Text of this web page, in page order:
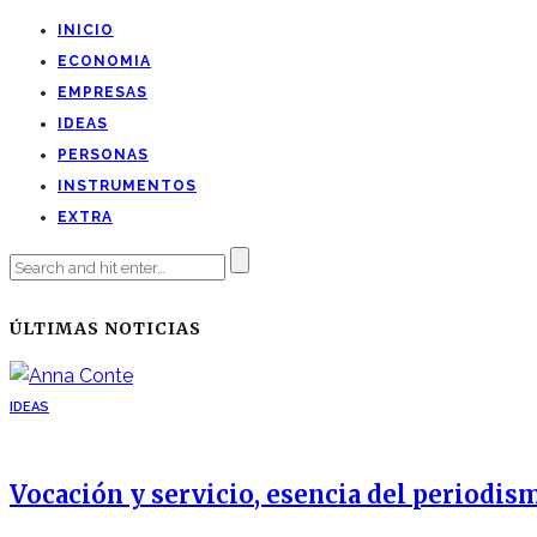
INICIO
ECONOMIA
EMPRESAS
IDEAS
PERSONAS
INSTRUMENTOS
EXTRA
ÚLTIMAS NOTICIAS
IDEAS
Vocación y servicio, esencia del